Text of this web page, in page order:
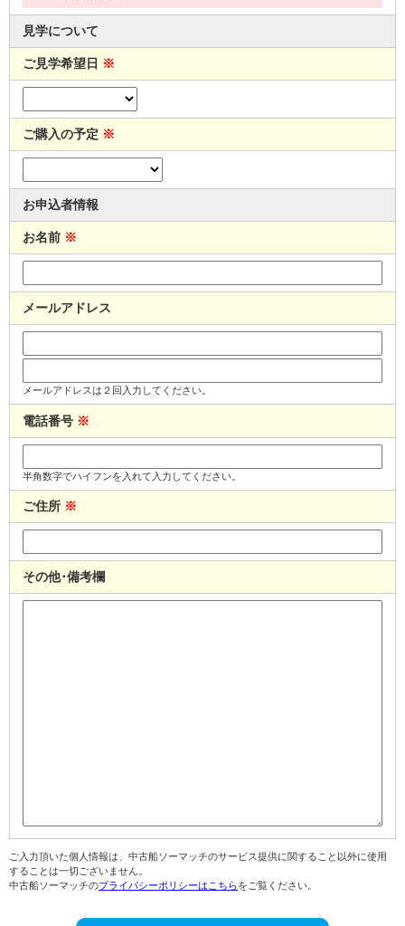
見学について
ご見学希望日 ※
ご購入の予定 ※
お申込者情報
お名前 ※
メールアドレス
メールアドレスは２回入力してください。
電話番号 ※
半角数字でハイフンを入れて入力してください。
ご住所 ※
その他･備考欄
ご入力頂いた個人情報は、中古船ソーマッチのサービス提供に関すること以外に使用
することは一切ございません。
中古船ソーマッチのプライバシーポリシーはこちらをご覧ください。